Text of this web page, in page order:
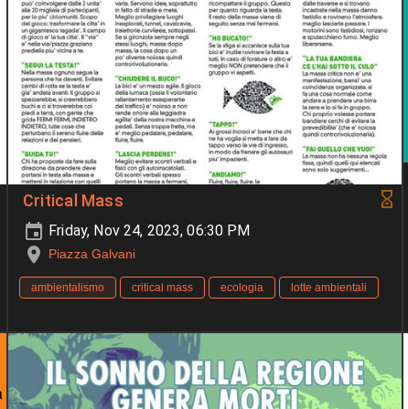
Critical Mass
Friday, Nov 24, 2023, 06:30 PM
Piazza Galvani
ambientalismo critical mass ecologia lotte ambientali